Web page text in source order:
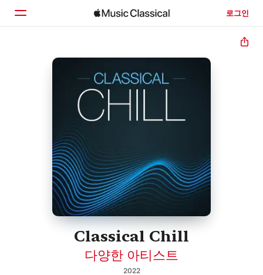
로그인
Classical Chill
다양한 아티스트
2022